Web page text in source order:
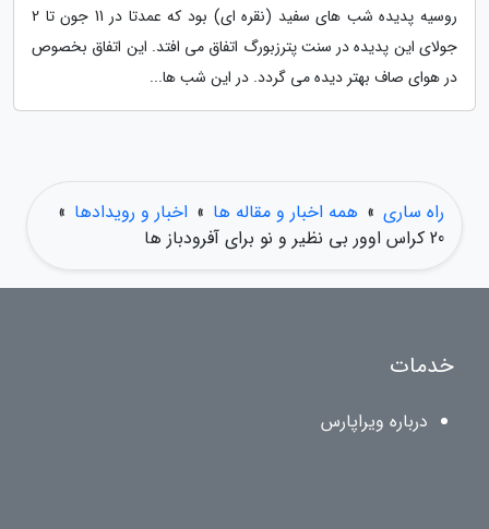
روسیه پدیده شب های سفید (نقره ای) بود که عمدتا در 11 جون تا 2
جولای این پدیده در سنت پترزبورگ اتفاق می افتد. این اتفاق بخصوص
در هوای صاف بهتر دیده می گردد. در این شب ها...
راه ساری » همه اخبار و مقاله ها » اخبار و رویدادها »
20 کراس اوور بی نظیر و نو برای آفرودباز ها
خدمات
درباره ویراپارس